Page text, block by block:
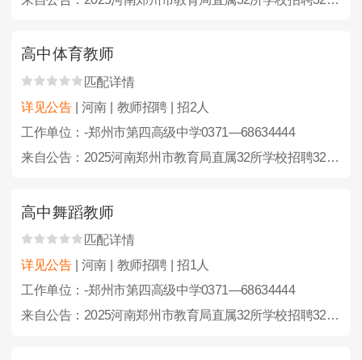
高中体育教师
匹配详情
详见公告
| 河南 | 教师招聘 | 招2人
工作单位：-郑州市第四高级中学0371—68634444
来自公告：2025河南郑州市教育局直属32所学校招聘323人公告
高中舞蹈教师
匹配详情
详见公告
| 河南 | 教师招聘 | 招1人
工作单位：-郑州市第四高级中学0371—68634444
来自公告：2025河南郑州市教育局直属32所学校招聘323人公告